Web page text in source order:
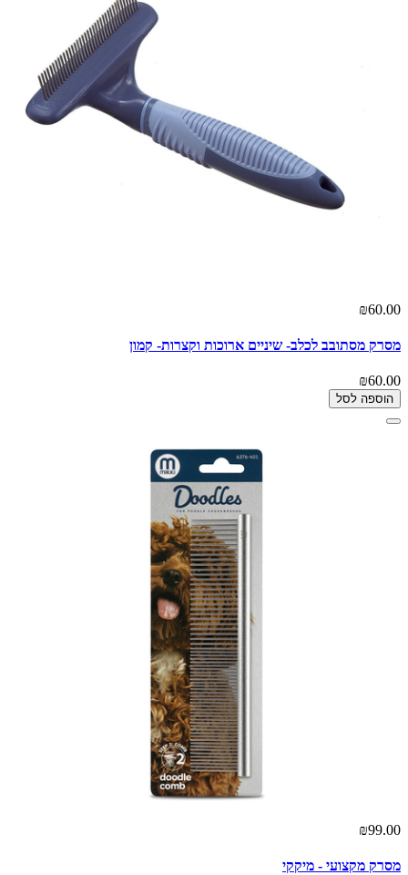
₪60.00
מסרק מסתובב לכלב- שיניים ארוכות וקצרות- קמון
₪60.00
הוספה לסל
₪99.00
מסרק מקצועי - מיקקי